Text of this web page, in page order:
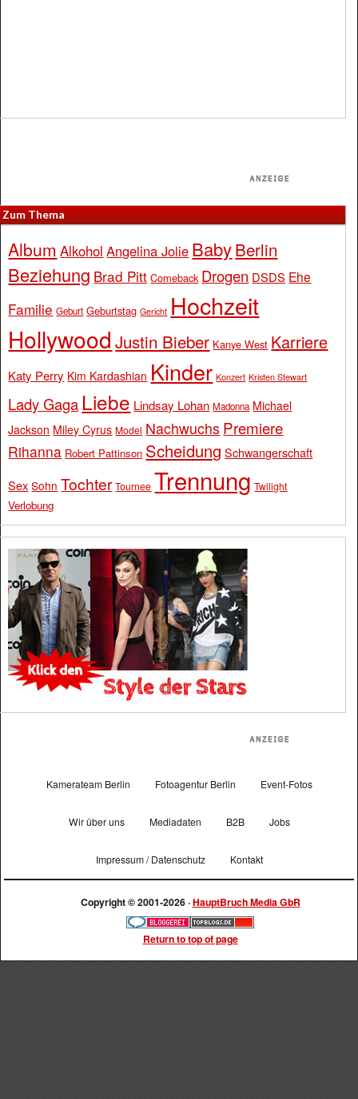
Zum Thema
Album Alkohol Angelina Jolie BabyBerlin
Beziehung Brad Pitt Comeback Drogen DSDS Ehe
Familie Geburt Geburtstag Gericht Hochzeit
Hollywood Justin Bieber Kanye West Karriere
Katy Perry Kim Kardashian Kinder Konzert Kristen Stewart
Lady Gaga Liebe Lindsay Lohan Madonna Michael
Jackson Miley Cyrus Model Nachwuchs Premiere
Rihanna Robert Pattinson Scheidung Schwangerschaft
Sex Sohn Tochter Tournee Trennung Twilight
Verlobung
Kamerateam Berlin Fotoagentur Berlin Event-Fotos
Wir über uns Mediadaten B2B Jobs
Impressum / Datenschutz Kontakt
Copyright © 2001-2026 ·HauptBruch Media GbR
Return to top of page